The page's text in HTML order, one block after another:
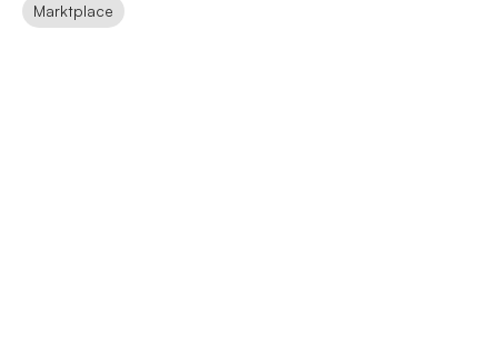
Marktplace